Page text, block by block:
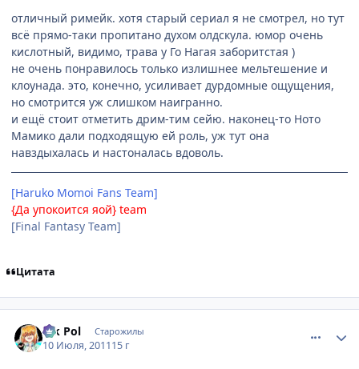
отличный римейк. хотя старый сериал я не смотрел, но тут
всё прямо-таки пропитано духом олдскула. юмор очень
кислотный, видимо, трава у Го Нагая заборитстая )
не очень понравилось только излишнее мельтешение и
клоунада. это, конечно, усиливает дурдомные ощущения,
но смотрится уж слишком наигранно.
и ещё стоит отметить дрим-тим сейю. наконец-то Ното
Мамико дали подходящую ей роль, уж тут она
навздыхалась и настоналась вдоволь.
[Haruko Momoi Fans Team]
{Да упокоится яой} team
[Final Fantasy Team]
Цитата
Vik Pol Старожилы
10 Июля, 201115 г